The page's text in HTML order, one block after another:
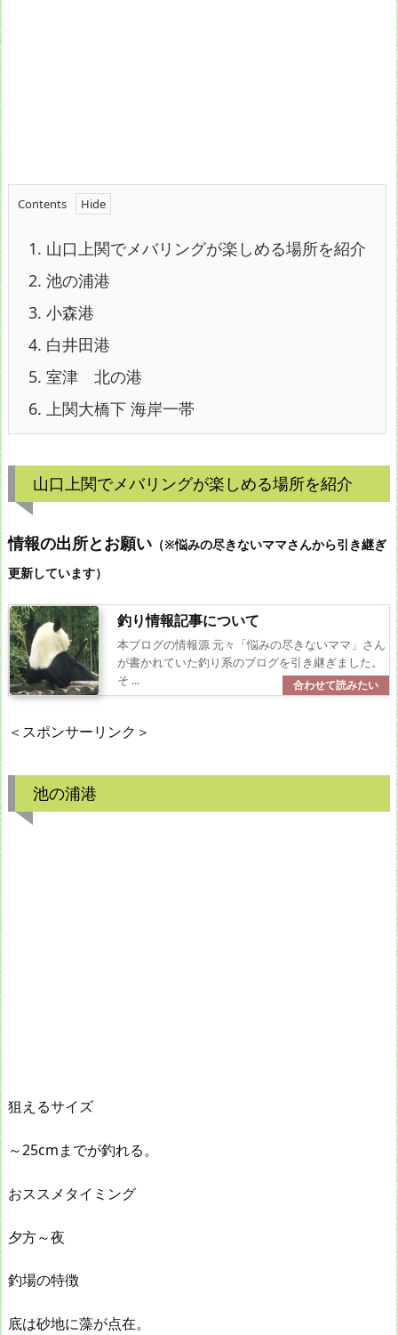
Contents
1. 山口上関でメバリングが楽しめる場所を紹介
2. 池の浦港
3. 小森港
4. 白井田港
5. 室津 北の港
6. 上関大橋下 海岸一帯
山口上関でメバリングが楽しめる場所を紹介
情報の出所とお願い （※悩みの尽きないママさんから引き継ぎ
更新しています）
釣り情報記事について
本ブログの情報源 元々「悩みの尽きないママ」さん
が書かれていた釣り系のブログを引き継ぎました。
そ ...
＜スポンサーリンク＞
池の浦港
狙えるサイズ
～25cmまでが釣れる。
おススメタイミング
夕方～夜
釣場の特徴
底は砂地に藻が点在。